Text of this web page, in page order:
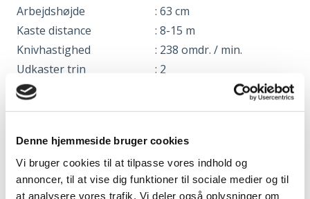
Denne hjemmeside bruger cookies
Vi bruger cookies til at tilpasse vores indhold og
annoncer, til at vise dig funktioner til sociale medier og til
at analysere vores trafik. Vi deler også oplysninger om
Arbejdshøjde
: 63 cm
Kaste distance
: 8-15 m
Knivhastighed
: 238 omdr. / min.
Udkaster trin
: 2
DIMENSIONER
Emballage længde
: 75 cm
Emballage højde
: 77 cm
Nettovægt
: 83 kg